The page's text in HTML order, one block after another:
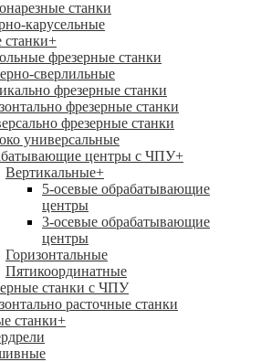
станки
карусельные
+
фрезерные станки
сверлильные
фрезерные станки
фрезерные станки
фрезерные станки
универсальные
центры с ЧПУ+
Вертикальные+
5-осевые обрабатывающие
центры
3-осевые обрабатывающие
центры
Горизонтальные
Пятикоординатные
станки с ЧПУ
расточные станки
станки+